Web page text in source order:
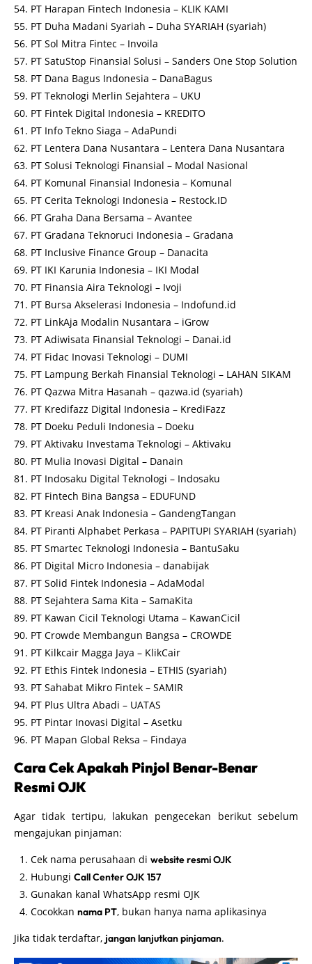
PT Harapan Fintech Indonesia – KLIK KAMI
PT Duha Madani Syariah – Duha SYARIAH (syariah)
PT Sol Mitra Fintec – Invoila
PT SatuStop Finansial Solusi – Sanders One Stop Solution
PT Dana Bagus Indonesia – DanaBagus
PT Teknologi Merlin Sejahtera – UKU
PT Fintek Digital Indonesia – KREDITO
PT Info Tekno Siaga – AdaPundi
PT Lentera Dana Nusantara – Lentera Dana Nusantara
PT Solusi Teknologi Finansial – Modal Nasional
PT Komunal Finansial Indonesia – Komunal
PT Cerita Teknologi Indonesia – Restock.ID
PT Graha Dana Bersama – Avantee
PT Gradana Teknoruci Indonesia – Gradana
PT Inclusive Finance Group – Danacita
PT IKI Karunia Indonesia – IKI Modal
PT Finansia Aira Teknologi – Ivoji
PT Bursa Akselerasi Indonesia – Indofund.id
PT LinkAja Modalin Nusantara – iGrow
PT Adiwisata Finansial Teknologi – Danai.id
PT Fidac Inovasi Teknologi – DUMI
PT Lampung Berkah Finansial Teknologi – LAHAN SIKAM
PT Qazwa Mitra Hasanah – qazwa.id (syariah)
PT Kredifazz Digital Indonesia – KrediFazz
PT Doeku Peduli Indonesia – Doeku
PT Aktivaku Investama Teknologi – Aktivaku
PT Mulia Inovasi Digital – Danain
PT Indosaku Digital Teknologi – Indosaku
PT Fintech Bina Bangsa – EDUFUND
PT Kreasi Anak Indonesia – GandengTangan
PT Piranti Alphabet Perkasa – PAPITUPI SYARIAH (syariah)
PT Smartec Teknologi Indonesia – BantuSaku
PT Digital Micro Indonesia – danabijak
PT Solid Fintek Indonesia – AdaModal
PT Sejahtera Sama Kita – SamaKita
PT Kawan Cicil Teknologi Utama – KawanCicil
PT Crowde Membangun Bangsa – CROWDE
PT Kilkcair Magga Jaya – KlikCair
PT Ethis Fintek Indonesia – ETHIS (syariah)
PT Sahabat Mikro Fintek – SAMIR
PT Plus Ultra Abadi – UATAS
PT Pintar Inovasi Digital – Asetku
PT Mapan Global Reksa – Findaya
Cara Cek Apakah Pinjol Benar-Benar
Resmi OJK
Agar tidak tertipu, lakukan pengecekan berikut sebelum
mengajukan pinjaman:
Cek nama perusahaan di website resmi OJK
Hubungi Call Center OJK 157
Gunakan kanal WhatsApp resmi OJK
Cocokkan nama PT, bukan hanya nama aplikasinya
Jika tidak terdaftar, jangan lanjutkan pinjaman.